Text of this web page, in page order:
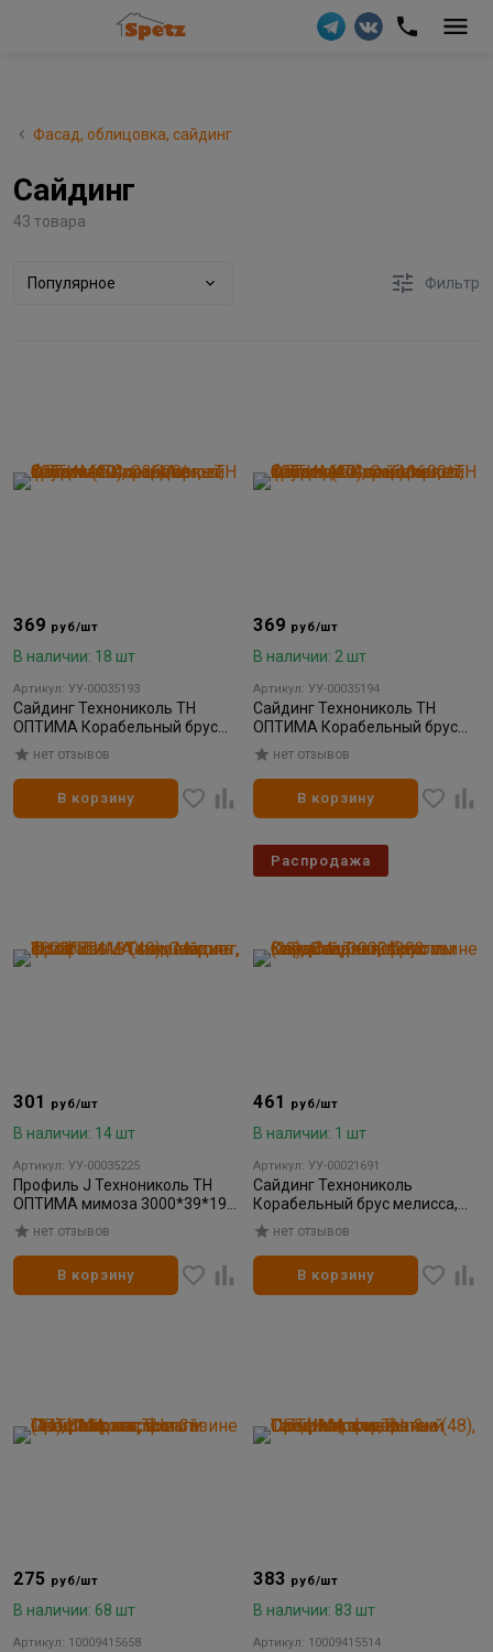
Фасад, облицовка, сайдинг
Сайдинг
43 товара
Популярное Фильтр
369 руб/шт
В наличии: 18 шт
Артикул: УУ-00035193
Сайдинг Технониколь ТН
ОПТИМА Корабельный брус
нет отзывов
В корзину
369 руб/шт
В наличии: 2 шт
Артикул: УУ-00035194
Сайдинг Технониколь ТН
ОПТИМА Корабельный брус
нет отзывов
В корзину
301 руб/шт
В наличии: 14 шт
Артикул: УУ-00035225
Профиль J Технониколь ТН
ОПТИМА мимоза 3000*39*19
(40)нет отзывов
В корзину
461 руб/шт
В наличии: 1 шт
Артикул: УУ-00021691
Сайдинг Технониколь
Корабельный брус мелисса,
3000*203 мм (22)
нет отзывов
В корзину
Распродажа
275 руб/шт
В наличии: 68 шт
Артикул: 10009415658
383 руб/шт
В наличии: 83 шт
Артикул: 10009415514